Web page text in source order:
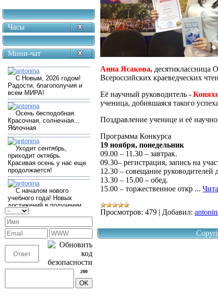
Часы
Мини-чат
200
Анна Ясакова,
Всероссийских краеведческих
Её научный руководитель -
ученица, добившаяся такого
Поздравление ученице и её
Программа Конкурса
19 ноября, понедельник
09.00 – 11.30 – завтрак.
09.30– регистрация, запись на
12.30 – совещание руководителей
13.30 – 15.00 – обед.
15.00 – торжественное откр ...
Просмотров: 479 | Добавил: